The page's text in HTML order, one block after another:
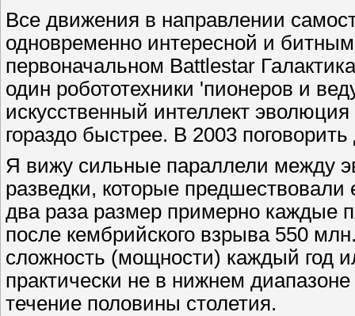
Все движения в направлении
одновременно интересной и
первоначальном Battlestar
один робототехники 'пионеров и
искусственный интеллект
гораздо быстрее. В 2003
Я вижу сильные параллели между
разведки, которые
два раза размер примерно каждые
после кембрийского взрыва 550
сложность (мощности) каждый год
практически не в нижнем
течение половины столетия.